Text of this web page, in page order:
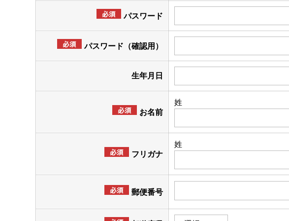
パスワード
パスワード（確認用）
生年月日
お名前
姓
フリガナ
姓
郵便番号